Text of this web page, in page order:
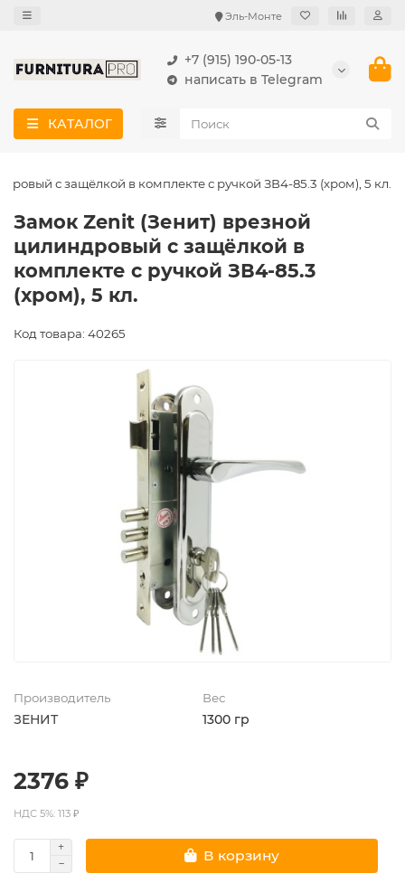
Эль-Монте
+7 (915) 190-05-13
написать в Telegram
КАТАЛОГ
с защёлкой в комплекте с ручкой ЗВ4-85.3 (хром), 5 кл.
Замок Zenit (Зенит) врезной
цилиндровый с защёлкой в
комплекте с ручкой ЗВ4-85.3
(хром), 5 кл.
Код товара: 40265
Производитель
ЗЕНИТ
Вес
1300 гр
2376 ₽
НДС 5%: 113 ₽
В корзину